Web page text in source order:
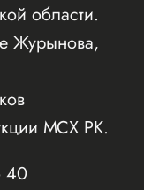
области.
Журынова,
МСХ РК.
40